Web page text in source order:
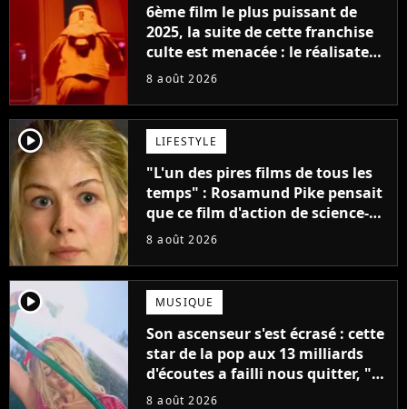
6ème film le plus puissant de
2025, la suite de cette franchise
culte est menacée : le réalisateur
claque la porte pour "différends
8 août 2026
player2 LIFESTYLE
"L'un des pires films de tous les
temps" : Rosamund Pike pensait
que ce film d'action de science-
fiction avec Dwayne Johnson
8 août 2026
player2 MUSIQUE
Son ascenseur s'est écrasé : cette
star de la pop aux 13 milliards
d'écoutes a failli nous quitter, "Je
pensais ne plus jamais chanter"
8 août 2026